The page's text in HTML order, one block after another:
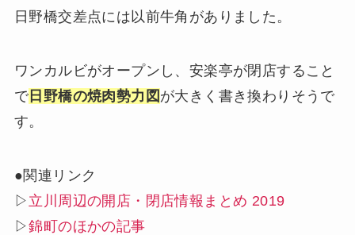
日野橋交差点には以前牛角がありました。
ワンカルビがオープンし、安楽亭が閉店すること
で 日野橋の焼肉勢力図 が大きく書き換わりそうで
す。
●関連リンク
▷ 立川周辺の開店・閉店情報まとめ 2019
▷錦町のほかの記事